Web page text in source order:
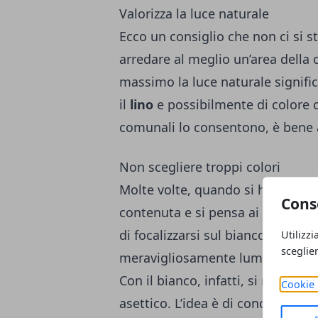
Cookie
Valorizza la luce naturale
Ecco un consiglio che non ci si
arredare al meglio un’area
massimo la luce naturale
il lino e possibilmente di colore
comunali lo consentono, è
Non scegliere troppi colori
Molte volte, quando si ha a che
contenuta e si pensa ai colori, il
di focalizzarsi sul bianco,
meravigliosamente luminoso.
Con il bianco, infatti, si rischia di
asettico. L’idea è di